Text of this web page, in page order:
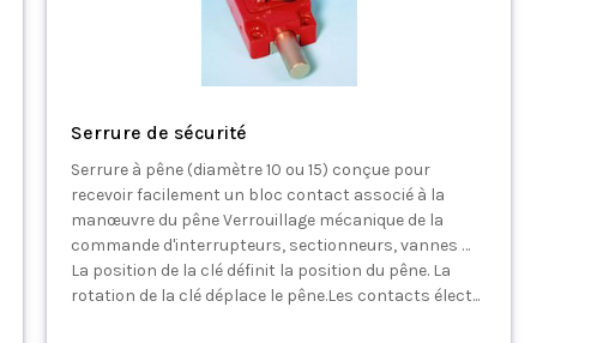
Serrure de sécurité
Serrure à pêne (diamètre 10 ou 15) conçue pour
recevoir facilement un bloc contact associé à la
manœuvre du pêne Verrouillage mécanique de la
commande d'interrupteurs, sectionneurs, vannes …
La position de la clé définit la position du pêne. La
rotation de la clé déplace le pêne.Les contacts élect...